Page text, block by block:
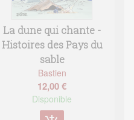
La dune qui chante -
Histoires des Pays du
sable
Bastien
12,00 €
Disponible